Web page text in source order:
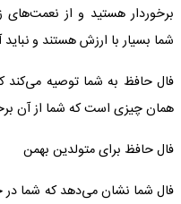
برخوردار هستید و از نعمت‌های
شما بسیار با ارزش هستند و نباید
فال حافظ به شما توصیه می‌کند
همان چیزی است که شما از آن
فال حافظ برای متولدین بهمن
فال شما نشان می‌دهد که شما